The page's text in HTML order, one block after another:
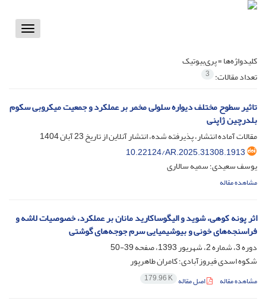
Toggle
کلیدواژه‌ها =پری‌بیوتیک
تعداد مقالات: 3
تاثیر سطوح مختلف دیواره سلولی مخمر بر عملکرد و جمعیت میکروبی سکوم
بلدرچین ژاپنی
مقالات آماده انتشار، پذیرفته شده، انتشار آنلاین از تاریخ23 آبان 1404
10.22124/AR.2025.31308.1913
یوسف سعیدی؛ سمیه سالاری
مشاهده مقاله
اثر پونه کوهی، شوید و الیگوساکارید مانان بر عملکرد، خصوصیات لاشه و
فراسنجه‌های خونی و بیوشیمیایی سرم جوجه‌های گوشتی
دوره 3، شماره 2، شهریور 1393، صفحه
39-50
شکوه اسدی فیروزآبادی؛ کامران طاهرپور
مشاهده مقاله اصل مقاله 179.96 K